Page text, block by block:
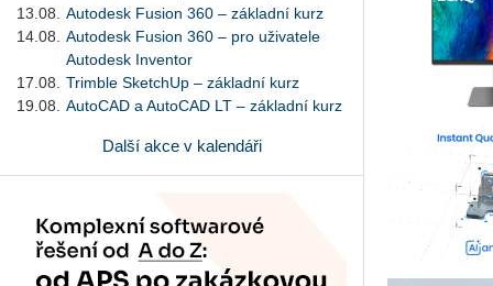
13.08.
Autodesk Fusion 360 – základní kurz
14.08.
Autodesk Fusion 360 – pro uživatele
Autodesk Inventor
17.08.
Trimble SketchUp – základní kurz
19.08.
AutoCAD a AutoCAD LT – základní kurz
Další akce v kalendáři